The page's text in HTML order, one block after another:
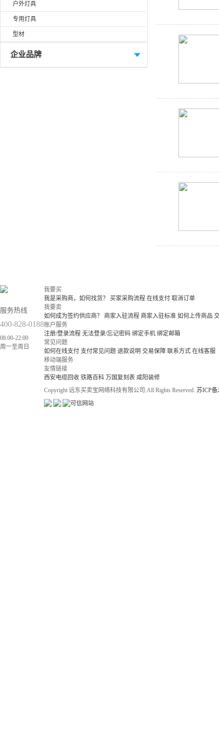
户外灯具
专用灯具
型材
企业品牌
服务热线
400-828-0188
08:00-22:00
周一至周日
我要买
我是采购商，如何找货？
买家采购流程 在线支付 取消订单
我要卖
如何成为签约供应商？
商家入驻流程 商家入驻标准 如何上传商品
账户服务
注册/登录流程 无法登录/忘记密码 绑定手机 绑定邮箱
常见问题
如何在线支付 支付常见问题 退款说明 交易保障 联系方式 在线客服
移动端服务
友情链接
西安电缆回收 铁路百科 万国复刻表 咸阳装修
Copyright 远东买卖宝网络科技有限公司.All Rights Reserved. 苏ICP备